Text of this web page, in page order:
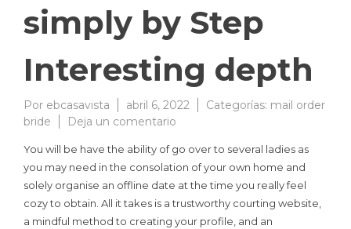
simply by Step
Interesting depth
Por ebcasavista abril 6, 2022 Categorías: mail order
bride
Deja un comentario
You will be have the ability of go over to several ladies as
you may need in the consolation of your own home and
solely organise an offline date at the time you really feel
cozy to obtain. All it takes is a trustworthy courting website,
a mindful method to creating your profile, and an